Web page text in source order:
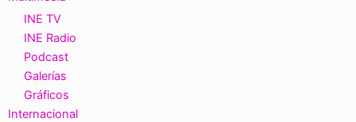
INE TV
INE Radio
Podcast
Galerías
Gráficos
Internacional